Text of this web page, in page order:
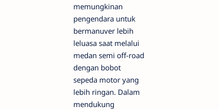
memungkinan
pengendara untuk
bermanuver lebih
leluasa saat melalui
medan semi off-road
dengan bobot
sepeda motor yang
lebih ringan. Dalam
mendukung